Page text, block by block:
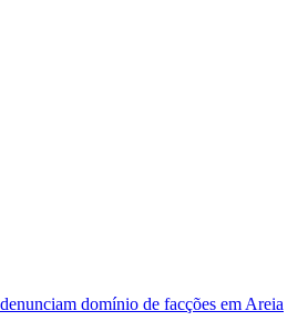
domínio de facções em Areia